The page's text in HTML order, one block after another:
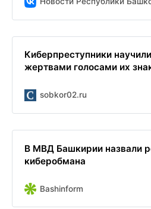
Киберпреступники
жертвами голосами их
sobkor02.ru
В МВД Башкирии назвали
киберобмана
Bashinform